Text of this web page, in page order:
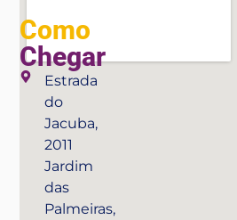
Como
Chegar
Estrada
do
Jacuba,
2011
Jardim
das
Palmeiras,